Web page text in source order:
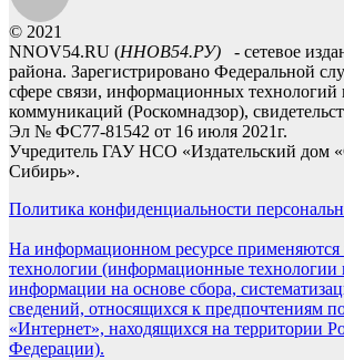
© 2021
NNOV54.RU (ННОВ54.РУ) - сетевое
района. Зарегистрировано Федеральной
сфере связи, информационных технологий
коммуникаций (Роскомнадзор),
Эл № ФС77-81542 от 16 июля 2021г.
Учредитель ГАУ НСО «Издательский дом
Сибирь».
Политика конфиденциальности
На информационном ресурсе применяются
технологии (информационные технологии
информации на основе сбора,
сведений, относящихся к предпочтениям
«Интернет», находящихся на территории
Федерации).